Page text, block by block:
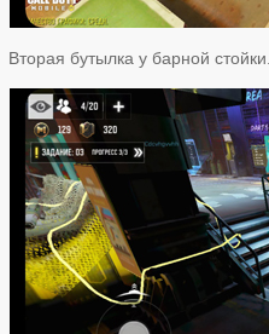
Вторая бутылка у барной стойки.